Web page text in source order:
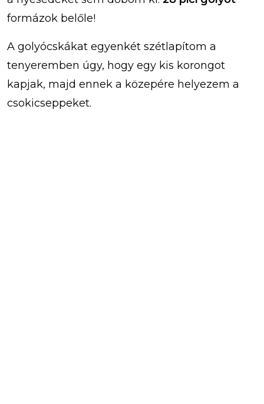
formázok belőle!
A golyócskákat egyenkét szétlapítom a
tenyeremben úgy, hogy egy kis korongot
kapjak, majd ennek a közepére helyezem a
csokicseppeket.